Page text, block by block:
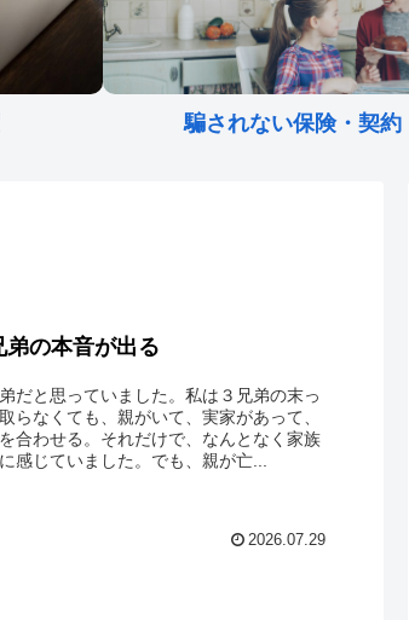
騙されない保険・契約
の本音が出る
だと思っていました。私は３兄弟の末っ
らなくても、親がいて、実家があって、
合わせる。それだけで、なんとなく家族
感じていました。でも、親が亡...
2026.07.29